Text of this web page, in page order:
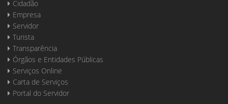
Cidadão
Empresa
Servidor
Turista
Transparência
Órgãos e Entidades Públicas
Serviços Online
Carta de Serviços
Portal do Servidor